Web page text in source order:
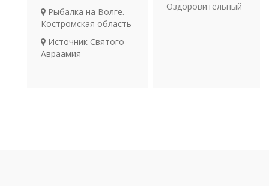
Рыбалка на Волге.
Костромская область
Источник Святого
Авраамия
Оздоровительный